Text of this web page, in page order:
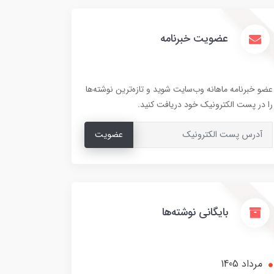
عضویت خبرنامه
عضو خبرنامه ماهانه وب‌سایت شوید و تازه‌ترین نوشته‌ها
را در پست الکترونیک خود دریافت کنید.
عضویت
بایگانی نوشته‌ها
مرداد 1405